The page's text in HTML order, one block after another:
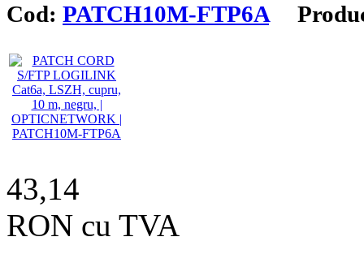
Cod: PATCH10M-FTP6A
43,14
RON cu TVA